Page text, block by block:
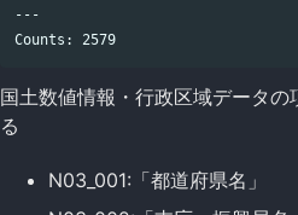
---
国土数値情報・行政区域データ
る
N03_001:「都道府県名」